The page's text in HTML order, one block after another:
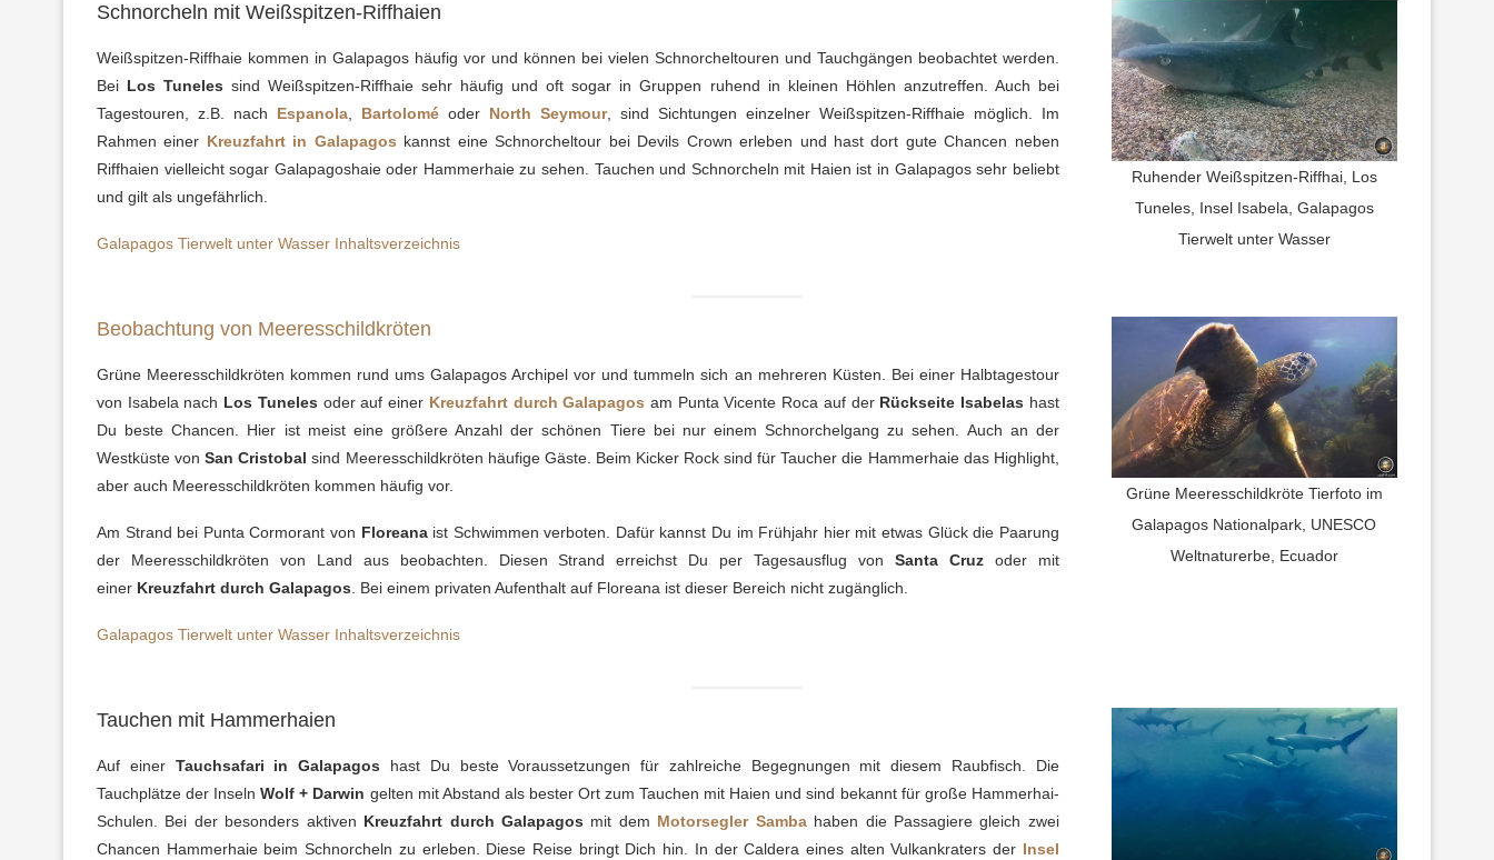
Schnorcheln mit Weißspitzen-Riffhaien
Weißspitzen-Riffhaie kommen in Galapagos häufig vor und können bei vielen Schnorcheltouren und Tauchgängen beobachtet werden.
Bei Los Tuneles sind Weißspitzen-Riffhaie sehr häufig und oft sogar in Gruppen ruhend in kleinen Höhlen anzutreffen. Auch bei
Tagestouren, z.B. nach Espanola, Bartoloméoder North Seymour, sind Sichtungen einzelner Weißspitzen-Riffhaie möglich. Im
Rahmen einer Kreuzfahrt in Galapagos kannst eine Schnorcheltour bei Devils Crown erleben und hast dort gute Chancen neben
Riffhaien vielleicht sogar Galapagoshaie oder Hammerhaie zu sehen. Tauchen und Schnorcheln mit Haien ist in Galapagos sehr beliebt
und gilt als ungefährlich.
Galapagos Tierwelt unter Wasser Inhaltsverzeichnis
Ruhender Weißspitzen-Riffhai, Los
Tuneles, Insel Isabela, Galapagos
Tierwelt unter Wasser
Beobachtung von Meeresschildkröten
Grüne Meeresschildkröten kommen rund ums Galapagos Archipel vor und tummeln sich an mehreren Küsten. Bei einer Halbtagestour
von Isabela nach Los Tuneles oder auf einer Kreuzfahrt durch Galapagos am Punta Vicente Roca auf der Rückseite Isabelas hast
Du beste Chancen. Hier ist meist eine größere Anzahl der schönen Tiere bei nur einem Schnorchelgang zu sehen. Auch an der
Westküste vonSan Cristobal sind Meeresschildkröten häufige Gäste. Beim Kicker Rock sind für Taucher die Hammerhaie das Highlight,
aber auch Meeresschildkröten kommen häufig vor.
Am Strand bei Punta Cormorant von Floreanaist Schwimmen verboten. Dafür kannst Du im Frühjahr hier mit etwas Glück die Paarung
der Meeresschildkröten von Land aus beobachten. Diesen Strand erreichst Du per Tagesausflug vonSanta Cruzoder mit
einer Kreuzfahrt durch Galapagos . Bei einem privaten Aufenthalt auf Floreana ist dieser Bereich nicht zugänglich.
Galapagos Tierwelt unter Wasser Inhaltsverzeichnis
Grüne Meeresschildkröte Tierfoto im
Galapagos Nationalpark, UNESCO
Weltnaturerbe, Ecuador
Tauchen mit Hammerhaien
Auf einer Tauchsafari in Galapagos hast Du beste Voraussetzungen für zahlreiche Begegnungen mit diesem Raubfisch. Die
Tauchplätze der InselnWolf + Darwin gelten mit Abstand als bester Ort zum Tauchen mit Haien und sind bekannt für große Hammerhai-
Schulen. Bei der besonders aktiven Kreuzfahrt durch Galapagos mit dem Motorsegler Sambahaben die Passagiere gleich zwei
Chancen Hammerhaie beim Schnorcheln zu erleben. Diese Reise bringt Dich hin. In der Caldera eines alten Vulkankraters der Insel